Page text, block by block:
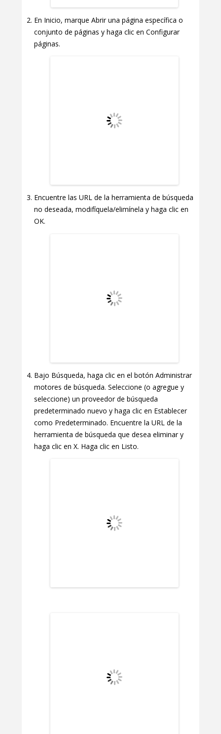
En Inicio, marque Abrir una página específica o
conjunto de páginas y haga clic en Configurar
páginas.
Encuentre las URL de la herramienta de búsqueda
no deseada, modifíquela/elimínela y haga clic en
OK.
Bajo Búsqueda, haga clic en el botón Administrar
motores de búsqueda. Seleccione (o agregue y
seleccione) un proveedor de búsqueda
predeterminado nuevo y haga clic en Establecer
como Predeterminado. Encuentre la URL de la
herramienta de búsqueda que desea eliminar y
haga clic en X. Haga clic en Listo.